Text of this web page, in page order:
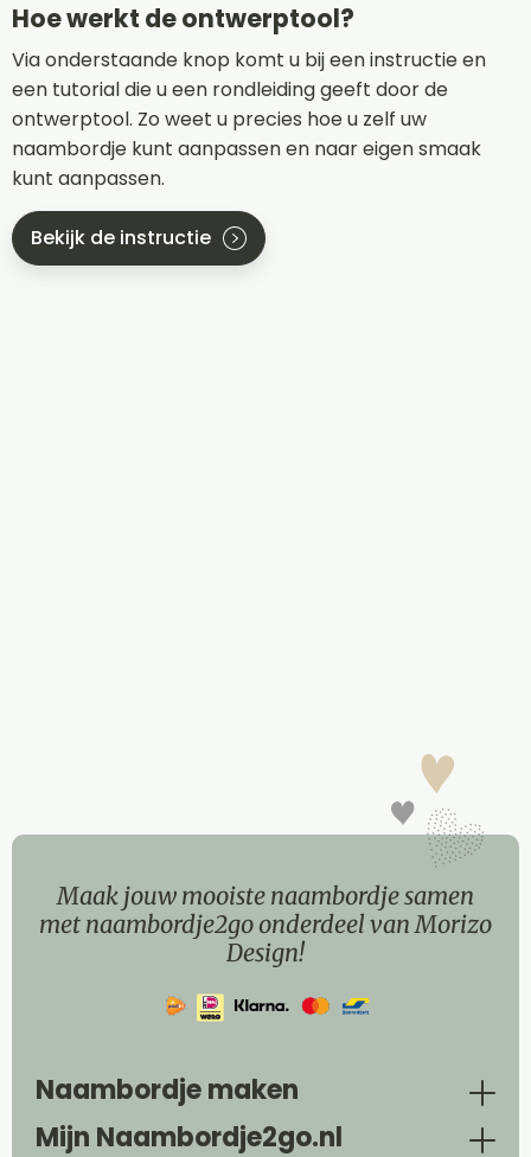
Hoe werkt de ontwerptool?
Via onderstaande knop komt u bij een instructie en
een tutorial die u een rondleiding geeft door de
ontwerptool. Zo weet u precies hoe u zelf uw
naambordje kunt aanpassen en naar eigen smaak
kunt aanpassen.
Bekijk de instructie
Maak jouw mooiste naambordje samen
met naambordje2go onderdeel van Morizo
Design!
Naambordje maken
Mijn Naambordje2go.nl